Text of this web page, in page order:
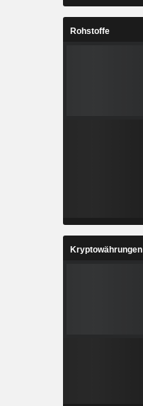
Rohstoffe
Kryptowährungen